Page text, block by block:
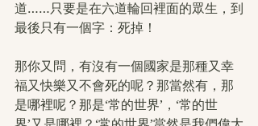
道……只要是在六道輪回裡面的眾生，到
最後只有一個字：死掉！
那你又問，有沒有一個國家是那種又幸
福又快樂又不會死的呢？那當然有，那
是哪裡呢？那是‘常的世界’，‘常的世